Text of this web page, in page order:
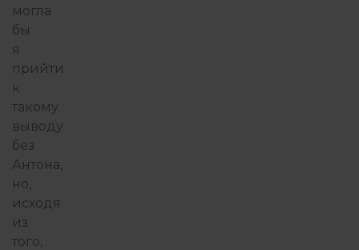
могла
бы
я
прийти
к
такому
выводу
без
Антона,
но,
исходя
из
того,